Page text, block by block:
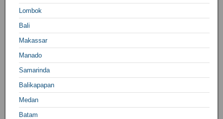
Lombok
Bali
Makassar
Manado
Samarinda
Balikapapan
Medan
Batam